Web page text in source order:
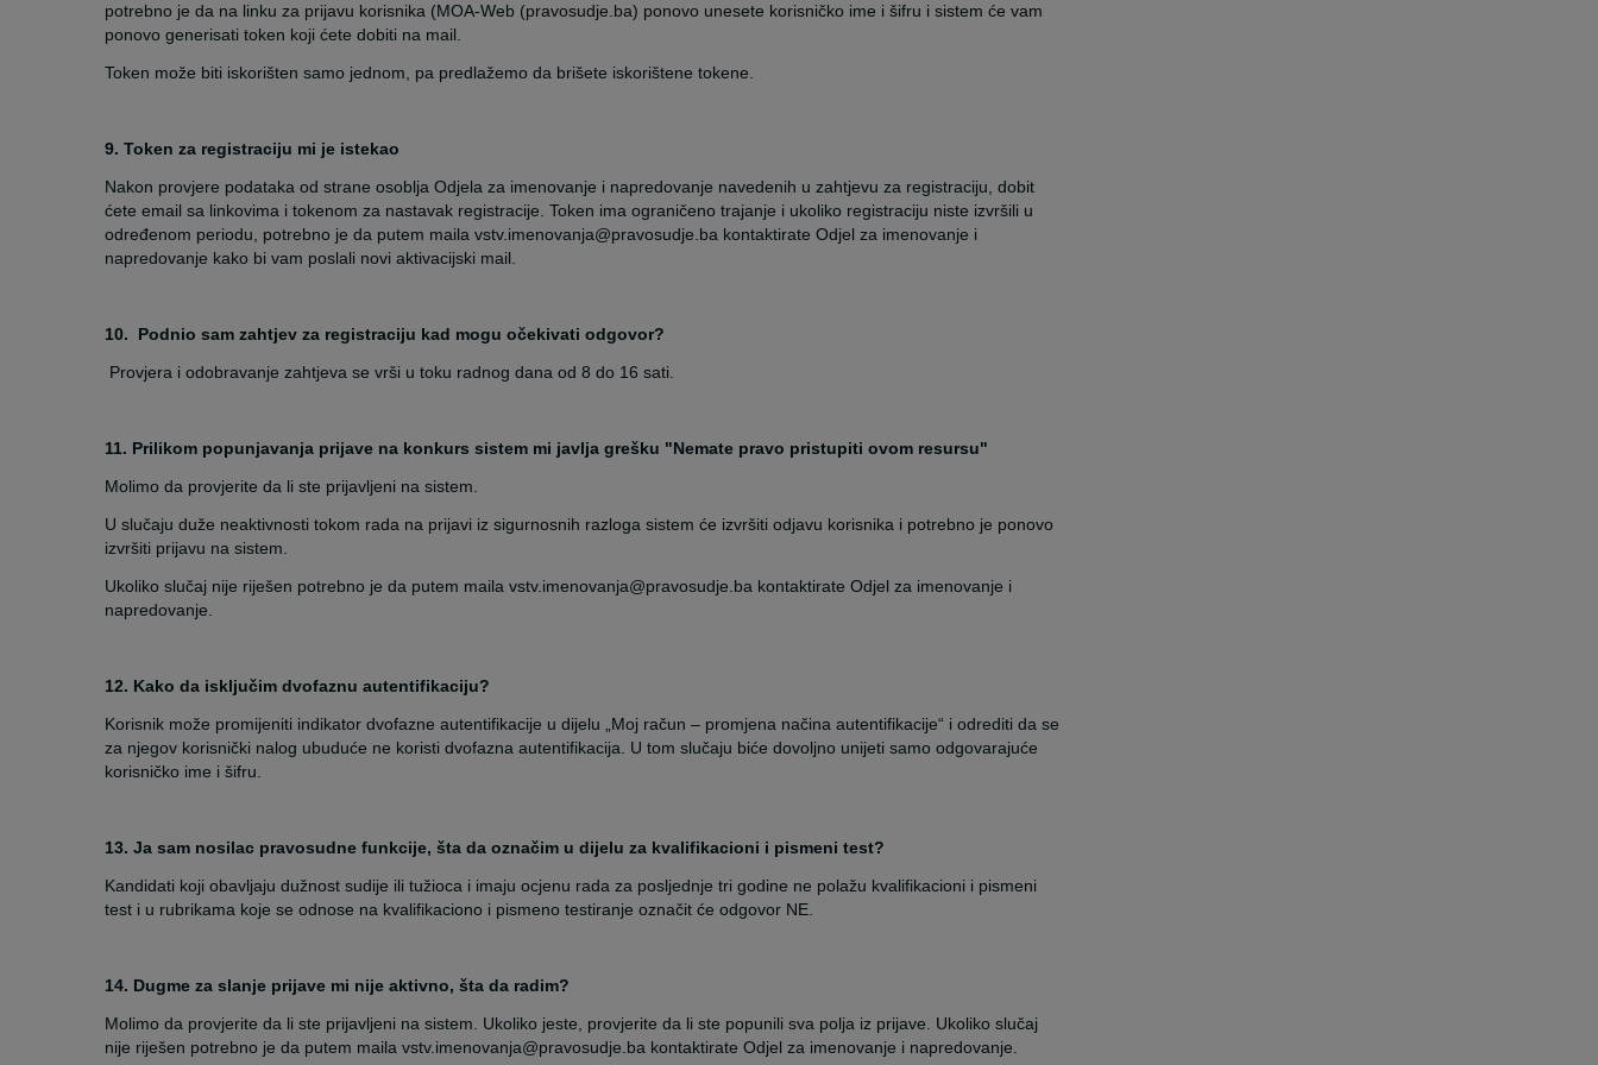
potrebno je da na linku za prijavu korisnika (MOA-Web (pravosudje.ba) ponovo unesete korisničko ime i šifru i sistem će vam
ponovo generisati token koji ćete dobiti na mail.
Token može biti iskorišten samo jednom, pa predlažemo da brišete iskorištene tokene.
9. Token za registraciju mi je istekao
Nakon provjere podataka od strane osoblja Odjela za imenovanje i napredovanje navedenih u zahtjevu za registraciju, dobit
ćete email sa linkovima i tokenom za nastavak registracije. Token ima ograničeno trajanje i ukoliko registraciju niste izvršili u
određenom periodu, potrebno je da putem maila vstv.imenovanja@pravosudje.ba kontaktirate Odjel za imenovanje i
napredovanje kako bi vam poslali novi aktivacijski mail.
10. Podnio sam zahtjev za registraciju kad mogu očekivati odgovor?
Provjera i odobravanje zahtjeva se vrši u toku radnog dana od 8 do 16 sati.
11. Prilikom popunjavanja prijave na konkurs sistem mi javlja grešku "Nemate pravo pristupiti ovom resursu"
Molimo da provjerite da li ste prijavljeni na sistem.
U slučaju duže neaktivnosti tokom rada na prijavi iz sigurnosnih razloga sistem će izvršiti odjavu korisnika i potrebno je ponovo
izvršiti prijavu na sistem.
Ukoliko slučaj nije riješen potrebno je da putem maila vstv.imenovanja@pravosudje.ba kontaktirate Odjel za imenovanje i
napredovanje.
12. Kako da isključim dvofaznu autentifikaciju?
Korisnik može promijeniti indikator dvofazne autentifikacije u dijelu „Moj račun – promjena načina autentifikacije“ i odrediti da se
za njegov korisnički nalog ubuduće ne koristi dvofazna autentifikacija. U tom slučaju biće dovoljno unijeti samo odgovarajuće
korisničko ime i šifru.
13. Ja sam nosilac pravosudne funkcije, šta da označim u dijelu za kvalifikacioni i pismeni test?
Kandidati koji obavljaju dužnost sudije ili tužioca i imaju ocjenu rada za posljednje tri godine ne polažu kvalifikacioni i pismeni
test i u rubrikama koje se odnose na kvalifikaciono i pismeno testiranje označit će odgovor NE.
14. Dugme za slanje prijave mi nije aktivno, šta da radim?
Molimo da provjerite da li ste prijavljeni na sistem. Ukoliko jeste, provjerite da li ste popunili sva polja iz prijave. Ukoliko slučaj
nije riješen potrebno je da putem maila vstv.imenovanja@pravosudje.ba kontaktirate Odjel za imenovanje i napredovanje.